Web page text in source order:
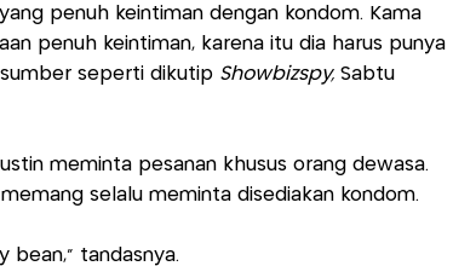
penuh keintiman dengan kondom. Kama
penuh keintiman, karena itu dia harus punya
seperti dikutip Showbizspy, Sabtu
meminta pesanan khusus orang dewasa.
selalu meminta disediakan kondom.
bean," tandasnya.